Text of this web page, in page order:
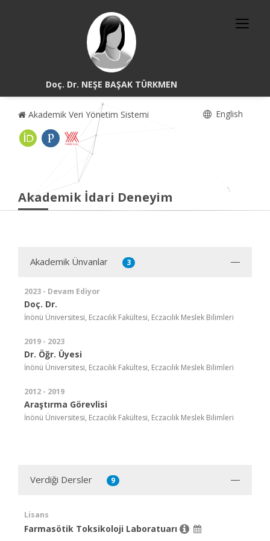
Doç. Dr. NEŞE BAŞAK TÜRKMEN
Akademik Veri Yönetim Sistemi English
Akademik İdari Deneyim
Akademik Ünvanlar 3
2023 - Devam Ediyor
Doç. Dr.
İnönü Üniversitesi, Eczacılık Fakültesi, Eczacılık Meslek Bilimleri
2019 - 2023
Dr. Öğr. Üyesi
İnönü Üniversitesi, Eczacılık Fakültesi, Eczacılık Meslek Bilimleri
2012 - 2019
Araştırma Görevlisi
İnönü Üniversitesi, Eczacılık Fakültesi, Eczacılık Meslek Bilimleri
Verdiği Dersler 9
Lisans
Farmasötik Toksikoloji Laboratuarı